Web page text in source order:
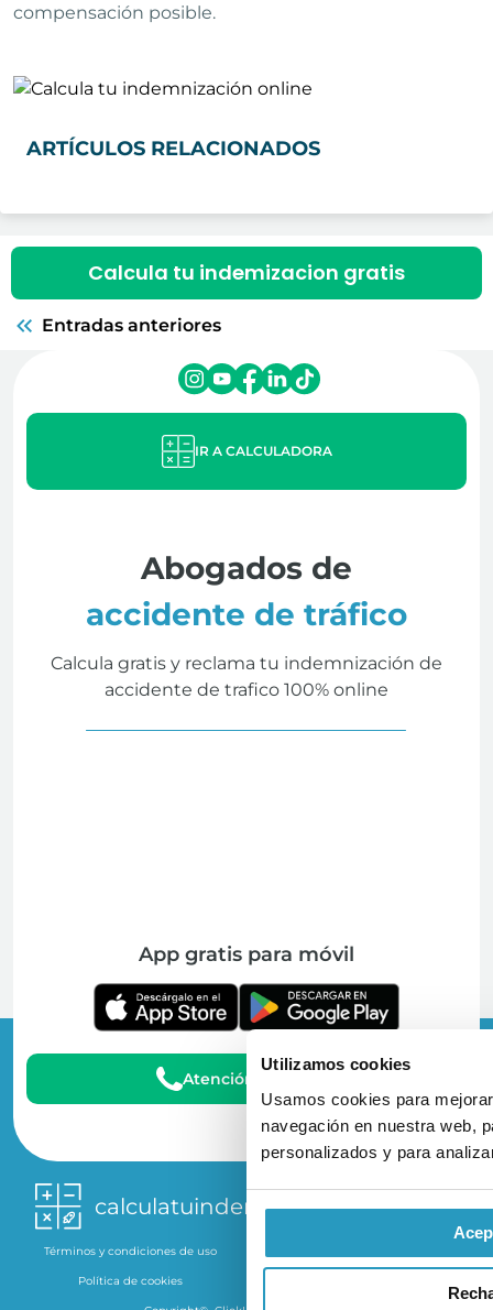
Utilizamos cookies
Usamos cookies para
navegación en nuestra web,
personalizados y para
compensación posible.
ARTÍCULOS RELACIONADOS
Calcula tu indemizacion gratis
Entradas anteriores
IR A CALCULADORA
Abogados de
accidente de tráfico
Calcula gratis y reclama tu indemnización de
accidente de trafico 100% online
App gratis para móvil
Atención al Cliente
calculatuindemnizacion.es
Términos y condiciones de uso
Política de cookies